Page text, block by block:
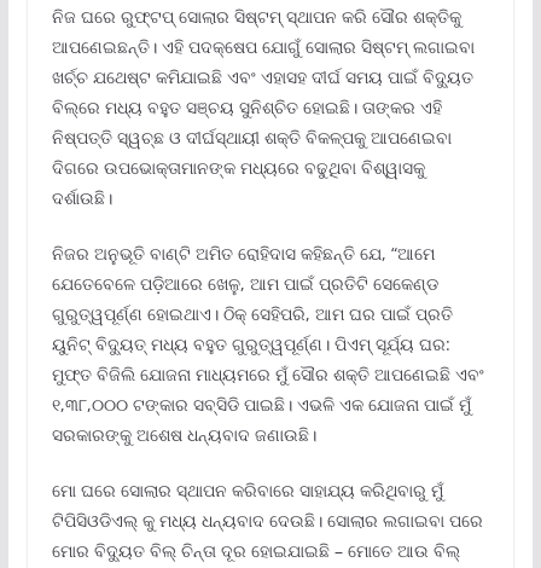
ନିଜ ଘରେ ରୁଫ୍‌ଟପ୍ ସୋଲାର ସିଷ୍ଟମ୍ ସ୍ଥାପନ କରି ସୌର ଶକ୍ତିକୁ
ଆପଣେଇଛନ୍ତି। ଏହି ପଦକ୍ଷେପ ଯୋଗୁଁ ସୋଲାର ସିଷ୍ଟମ୍ ଲଗାଇବା
ଖର୍ଚ୍ଚ ଯଥେଷ୍ଟ କମିଯାଇଛି ଏବଂ ଏହାସହ ଦୀର୍ଘ ସମୟ ପାଇଁ ବିଦ୍ୟୁତ
ବିଲ୍‌ରେ ମଧ୍ୟ ବହୁତ ସଞ୍ଚୟ ସୁନିଶ୍ଚିତ ହୋଇଛି। ତାଙ୍କର ଏହି
ନିଷ୍ପତ୍ତି ସ୍ୱଚ୍ଛ ଓ ଦୀର୍ଘସ୍ଥାୟୀ ଶକ୍ତି ବିକଳ୍ପକୁ ଆପଣେଇବା
ଦିଗରେ ଉପଭୋକ୍ତାମାନଙ୍କ ମଧ୍ୟରେ ବଢୁଥିବା ବିଶ୍ୱାସକୁ
ଦର୍ଶାଉଛି।
ନିଜର ଅନୁଭୂତି ବାଣ୍ଟି ଅମିତ ରୋହିଦାସ କହିଛନ୍ତି ଯେ, “ଆମେ
ଯେତେବେଳେ ପଡ଼ିଆରେ ଖେଳୁ, ଆମ ପାଇଁ ପ୍ରତିଟି ସେକେଣ୍ଡ
ଗୁରୁତ୍ୱପୂର୍ଣ୍ଣ ହୋଇଥାଏ। ଠିକ୍ ସେହିପରି, ଆମ ଘର ପାଇଁ ପ୍ରତି
ୟୁନିଟ୍ ବିଦ୍ୟୁତ୍ ମଧ୍ୟ ବହୁତ ଗୁରୁତ୍ୱପୂର୍ଣ୍ଣ। ପିଏମ୍ ସୂର୍ଯ୍ୟ ଘର:
ମୁଫ୍‌ତ ବିଜିଲି ଯୋଜନା ମାଧ୍ୟମରେ ମୁଁ ସୌର ଶକ୍ତି ଆପଣେଇଛି ଏବଂ
୧,୩୮,୦୦୦ ଟଙ୍କାର ସବ୍‌ସିଡି ପାଇଛି। ଏଭଳି ଏକ ଯୋଜନା ପାଇଁ ମୁଁ
ସରକାରଙ୍କୁ ଅଶେଷ ଧନ୍ୟବାଦ ଜଣାଉଛି।
ମୋ ଘରେ ସୋଲାର ସ୍ଥାପନ କରିବାରେ ସାହାଯ୍ୟ କରିଥିବାରୁ ମୁଁ
ଟିପିସିଓଡିଏଲ୍ କୁ ମଧ୍ୟ ଧନ୍ୟବାଦ ଦେଉଛି। ସୋଲାର ଲଗାଇବା ପରେ
ମୋର ବିଦ୍ୟୁତ ବିଲ୍ ଚିନ୍ତା ଦୂର ହୋଇଯାଇଛି – ମୋତେ ଆଉ ବିଲ୍